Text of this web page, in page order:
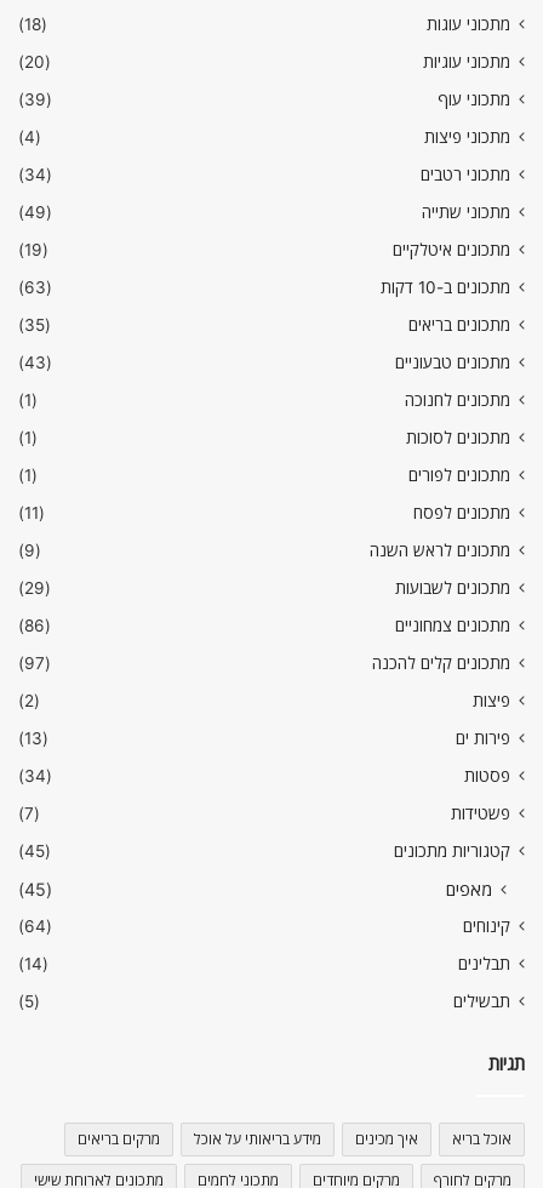
מתכוני עוגות
(18)
מתכוני עוגיות
(20)
מתכוני עוף
(39)
מתכוני פיצות
(4)
מתכוני רטבים
(34)
מתכוני שתייה
(49)
מתכונים איטלקיים
(19)
מתכונים ב-10 דקות
(63)
מתכונים בריאים
(35)
מתכונים טבעוניים
(43)
מתכונים לחנוכה
(1)
מתכונים לסוכות
(1)
מתכונים לפורים
(1)
מתכונים לפסח
(11)
מתכונים לראש השנה
(9)
מתכונים לשבועות
(29)
מתכונים צמחוניים
(86)
מתכונים קלים להכנה
(97)
פיצות
(2)
פירות ים
(13)
פסטות
(34)
פשטידות
(7)
קטגוריות מתכונים
(45)
מאפים (45)
קינוחים
(64)
תבלינים
(14)
תבשילים
(5)
תגיות
אוכל בריא איך מכינים מידע בריאותי על אוכל מרקים בריאים
מרקים לחורף מרקים מיוחדים מתכוני לחמים מתכונים לארוחת שישי